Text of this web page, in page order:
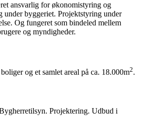
ansvarlig for økonomistyring og
under byggeriet. Projektstyring under
Og fungeret som bindeled mellem
og myndigheder.
og et samlet areal på ca. 18.000m2.
Projektering. Udbud i